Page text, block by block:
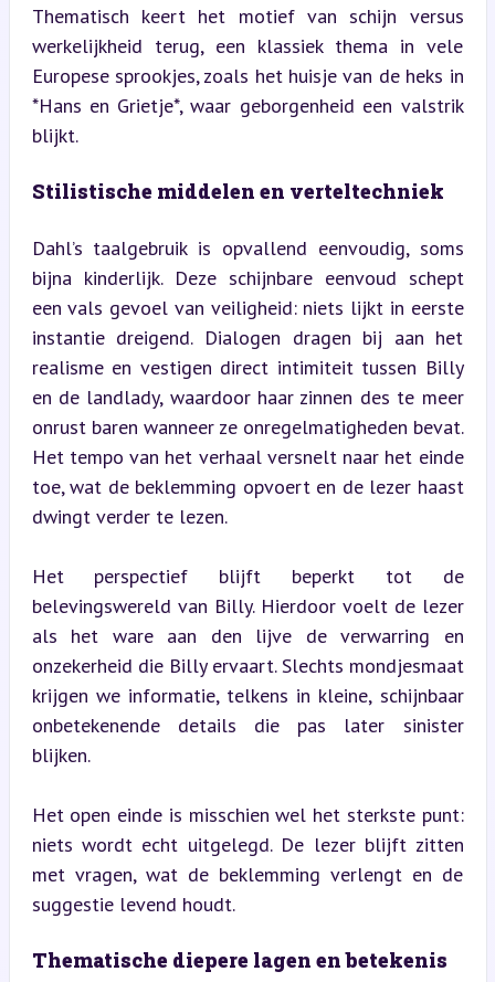
Thematisch keert het motief van schijn versus
werkelijkheid terug, een klassiek thema in vele
Europese sprookjes, zoals het huisje van de heks in
*Hans en Grietje*, waar geborgenheid een valstrik
blijkt.
Stilistische middelen en verteltechniek
Dahl’s taalgebruik is opvallend eenvoudig, soms
bijna kinderlijk. Deze schijnbare eenvoud schept
een vals gevoel van veiligheid: niets lijkt in eerste
instantie dreigend. Dialogen dragen bij aan het
realisme en vestigen direct intimiteit tussen Billy
en de landlady, waardoor haar zinnen des te meer
onrust baren wanneer ze onregelmatigheden bevat.
Het tempo van het verhaal versnelt naar het einde
toe, wat de beklemming opvoert en de lezer haast
dwingt verder te lezen.
Het perspectief blijft beperkt tot de
belevingswereld van Billy. Hierdoor voelt de lezer
als het ware aan den lijve de verwarring en
onzekerheid die Billy ervaart. Slechts mondjesmaat
krijgen we informatie, telkens in kleine, schijnbaar
onbetekenende details die pas later sinister
blijken.
Het open einde is misschien wel het sterkste punt:
niets wordt echt uitgelegd. De lezer blijft zitten
met vragen, wat de beklemming verlengt en de
suggestie levend houdt.
Thematische diepere lagen en betekenis